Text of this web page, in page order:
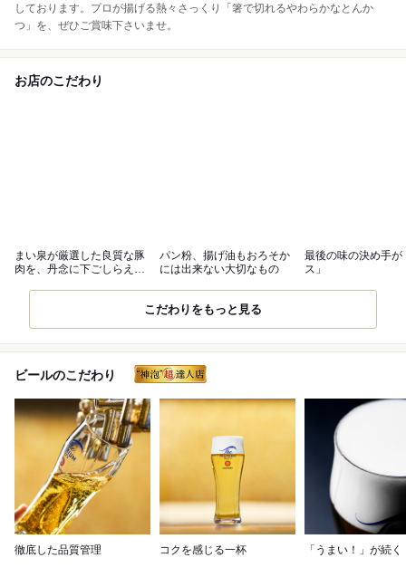
しております。プロが揚げる熱々さっくり「箸で切れるやわらかなとんか
つ」を、ぜひご賞味下さいませ。
お店のこだわり
まい泉が厳選した良質な豚
肉を、丹念に下ごしらえい
パン粉、揚げ油もおろそか
には出来ない大切なもの
最後の味の決め手が
ス」
こだわりをもっと見る
ビールのこだわり
徹底した品質管理 コクを感じる一杯 「うまい！」が続く